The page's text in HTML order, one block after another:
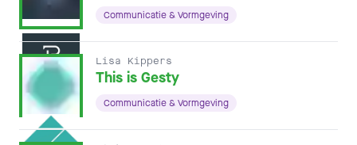
Communicatie & Vormgeving
Lisa Kippers
This is Gesty
Communicatie & Vormgeving